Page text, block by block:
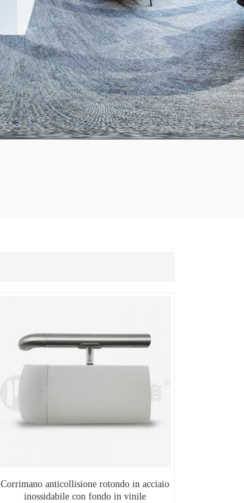
한국의
Tiếng việt
Indonesia
中文
Corrimano anticollisione rotondo in acciaio
inossidabile con fondo in vinile